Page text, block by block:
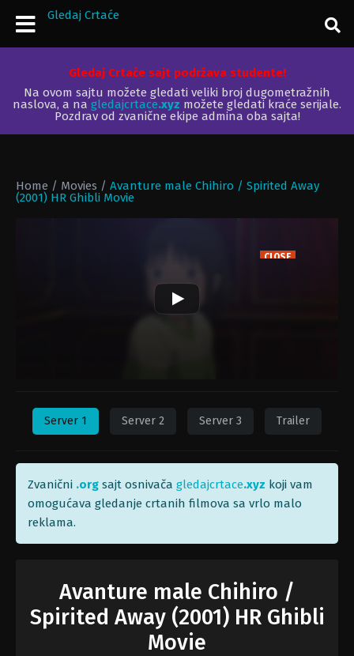
Gledaj Crtaće
Gledaj Crtaće sajt podržava studente!
Na ovom sajtu možete gledati veliki broj dugometražnih
naslova, a na gledajcrtace.xyz možete gledati kraće serijale.
Pozdrav od zvanične ekipe admina oba sajta!
Home / Movies / Avanture male Chihiro / Spirited Away
(2001) HR Ghibli Movie
CLOSE
Server 1 Server 2 Server 3 Trailer
Zvanični .org sajt osnivača gledajcrtace.xyz koji vam
omogućava gledanje crtanih filmova sa vrlo malo
reklama.
Avanture male Chihiro /
Spirited Away (2001) HR Ghibli
Movie